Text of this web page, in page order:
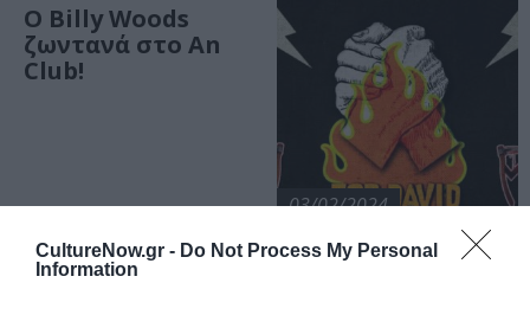
CultureNow.gr - Do Not Process My Personal
Information
Ο Billy Woods
ζωντανά στο An
Club!
03/02/2024
1ο Benefit